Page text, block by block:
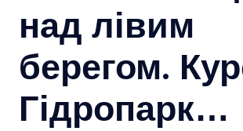
над лівим
берегом.
Гідропарк…